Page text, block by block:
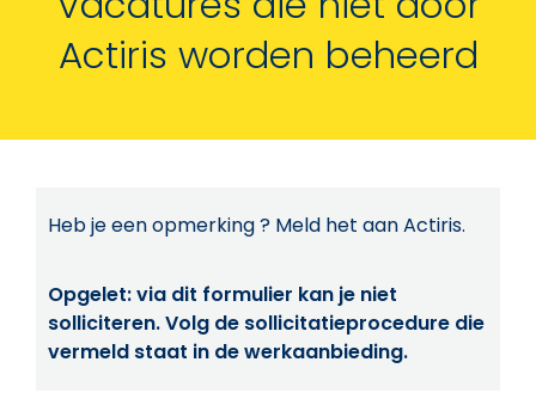
Actiris worden beheerd
Heb je een opmerking ? Meld het aan Actiris.
Opgelet: via dit formulier kan je niet
solliciteren. Volg de sollicitatieprocedure die
vermeld staat in de werkaanbieding.